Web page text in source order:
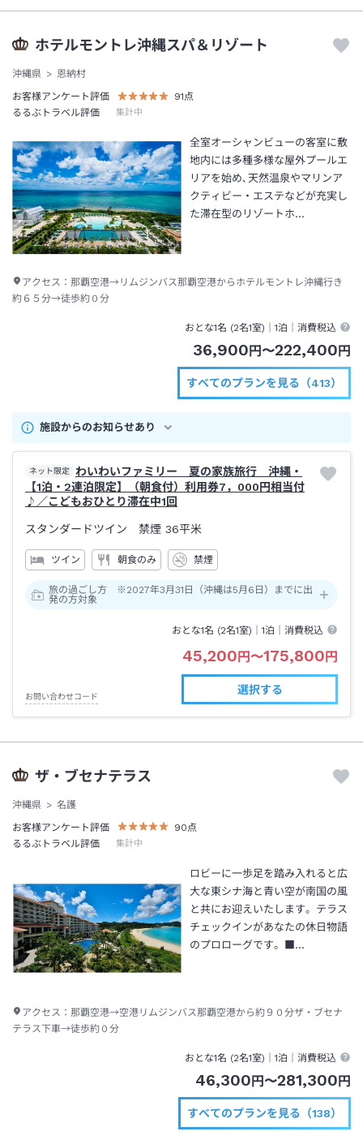
ホテルモントレ沖縄スパ＆リゾート
沖縄県
恩納村
お客様アンケート評価
91点
るるぶトラベル評価
集計中
全室オーシャンビューの客室に敷
地内には多種多様な屋外プールエ
リアを始め､天然温泉やマリンア
クティビー・エステなどが充実し
た滞在型のリゾートホ…
アクセス： 那覇空港→リムジンバス那覇空港からホテルモントレ沖縄行き
約６５分→徒歩約０分
おとな1名 (2名1室)｜1泊 ｜消費税込
36,900円〜222,400円
すべてのプランを見る（413）
施設からのお知らせあり
ネット限定
わいわいファミリー 夏の家族旅行 沖縄・
【1泊・2連泊限定】（朝食付）利用券7，000円相当付
♪／こどもおひとり滞在中1回
スタンダードツイン 禁煙 36平米
ツイン 朝食のみ 禁煙
旅の過ごし方 ※2027年3月31日（沖縄は5月6日）までに出
発の方対象
おとな1名 (2名1室)｜1泊 ｜消費税込
45,200 円 〜175,800 円
お問い合わせコード
選択する
ザ・ブセナテラス
沖縄県
名護
お客様アンケート評価
90 点
るるぶトラベル評価
集計中
ロビーに一歩足を踏み入れると広
大な東シナ海と青い空が南国の風
と共にお迎えいたします。テラス
チェックインがあなたの休日物語
のプロローグです。■…
アクセス： 那覇空港→空港リムジンバス那覇空港から約９０分ザ・ブセナ
テラス下車→徒歩約０分
おとな1名 (2名1室)｜1泊 ｜消費税込
46,300 円 〜281,300 円
すべてのプランを見る（138）